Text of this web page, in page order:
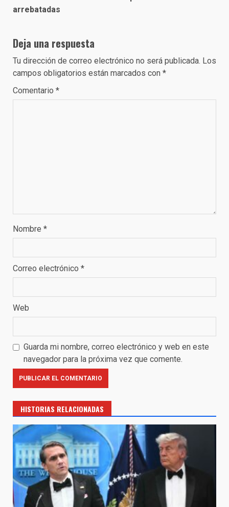
arrebatadas
Deja una respuesta
Tu dirección de correo electrónico no será publicada. Los
campos obligatorios están marcados con *
Comentario *
Nombre *
Correo electrónico *
Web
Guarda mi nombre, correo electrónico y web en este
navegador para la próxima vez que comente.
HISTORIAS RELACIONADAS